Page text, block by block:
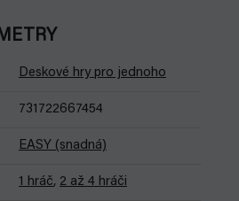
Deskové hry pro jednoho
731722667454
EASY (snadná)
1 hráč, 2 až 4 hráči